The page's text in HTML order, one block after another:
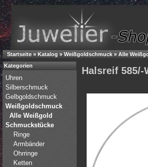
Startseite » Katalog » Weißgoldschmuck » Alle
Halsreif 585/-
Kategorien
Uhren
Silberschmuck
Gelbgoldschmuck
Weißgoldschmuck
Alle Weißgold
Schmuckstücke
Ringe
Armbänder
Ohrringe
Ketten